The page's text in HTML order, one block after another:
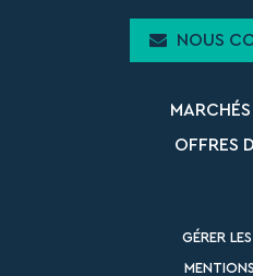
NOUS
OFFRES
GÉRER